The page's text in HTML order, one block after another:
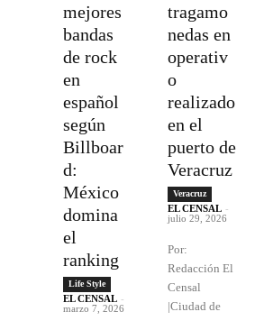
mejores
bandas
de rock
en
español
según
Billboar
d:
México
domina
el
ranking
Life Style
EL CENSAL -
marzo 7, 2026
tragamo
nedas en
operativ
o
realizado
en el
puerto de
Veracruz
Veracruz
EL CENSAL -
julio 29, 2026
Por:
Redacción El
Censal
|Ciudad de